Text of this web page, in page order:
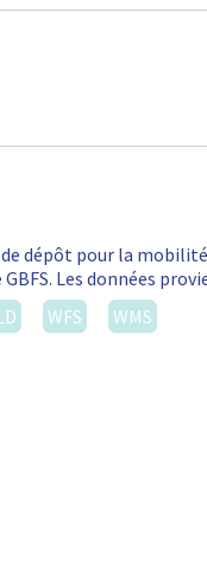
dépôt pour la
Les données
WFS WMS